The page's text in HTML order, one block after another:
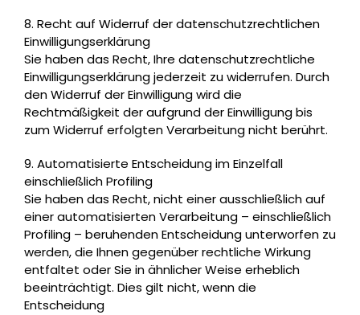
8. Recht auf Widerruf der datenschutzrechtlichen
Einwilligungserklärung
Sie haben das Recht, Ihre datenschutzrechtliche
Einwilligungserklärung jederzeit zu widerrufen. Durch
den Widerruf der Einwilligung wird die
Rechtmäßigkeit der aufgrund der Einwilligung bis
zum Widerruf erfolgten Verarbeitung nicht berührt.
9. Automatisierte Entscheidung im Einzelfall
einschließlich Profiling
Sie haben das Recht, nicht einer ausschließlich auf
einer automatisierten Verarbeitung – einschließlich
Profiling – beruhenden Entscheidung unterworfen zu
werden, die Ihnen gegenüber rechtliche Wirkung
entfaltet oder Sie in ähnlicher Weise erheblich
beeinträchtigt. Dies gilt nicht, wenn die
Entscheidung